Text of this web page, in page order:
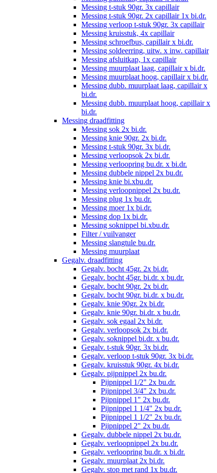
Messing t-stuk 90gr. 3x capillair
Messing t-stuk 90gr. 2x capillair 1x bi.dr.
Messing verloop t-stuk 90gr. 3x capillair
Messing kruisstuk, 4x capillair
Messing schroefbus, capillair x bi.dr.
Messing soldeerring, uitw. x inw. capillair
Messing afsluitkap, 1x capillair
Messing muurplaat laag, capillair x bi.dr.
Messing muurplaat hoog, capillair x bi.dr.
Messing dubb. muurplaat laag, capillair x
bi.dr.
Messing dubb. muurplaat hoog, capillair x
bi.dr.
Messing draadfitting
Messing sok 2x bi.dr.
Messing knie 90gr. 2x bi.dr.
Messing t-stuk 90gr. 3x bi.dr.
Messing verloopsok 2x bi.dr.
Messing verloopring bu.dr. x bi.dr.
Messing dubbele nippel 2x bu.dr.
Messing knie bi.xbu.dr.
Messing verloopnippel 2x bu.dr.
Messing plug 1x bu.dr.
Messing moer 1x bi.dr.
Messing dop 1x bi.dr.
Messing soknippel bi.xbu.dr.
Filter / vuilvanger
Messing slangtule bu.dr.
Messing muurplaat
Gegalv. draadfitting
Gegalv. bocht 45gr. 2x bi.dr.
Gegalv. bocht 45gr. bi.dr. x bu.dr.
Gegalv. bocht 90gr. 2x bi.dr.
Gegalv. bocht 90gr. bi.dr. x bu.dr.
Gegalv. knie 90gr. 2x bi.dr.
Gegalv. knie 90gr. bi.dr. x bu.dr.
Gegalv. sok egaal 2x bi.dr.
Gegalv. verloopsok 2x bi.dr.
Gegalv. soknippel bi.dr. x bu.dr.
Gegalv. t-stuk 90gr. 3x bi.dr.
Gegalv. verloop t-stuk 90gr. 3x bi.dr.
Gegalv. kruisstuk 90gr. 4x bi.dr.
Gegalv. pijpnippel 2x bu.dr.
Pijpnippel 1/2" 2x bu.dr.
Pijpnippel 3/4" 2x bu.dr.
Pijpnippel 1" 2x bu.dr.
Pijpnippel 1 1/4" 2x bu.dr.
Pijpnippel 1 1/2" 2x bu.dr.
Pijpnippel 2" 2x bu.dr.
Gegalv. dubbele nippel 2x bu.dr.
Gegalv. verloopnippel 2x bu.dr.
Gegalv. verloopring bu.dr. x bi.dr.
Gegalv. muurplaat 2x bi.dr.
Gegalv. stop met rand 1x bu.dr.